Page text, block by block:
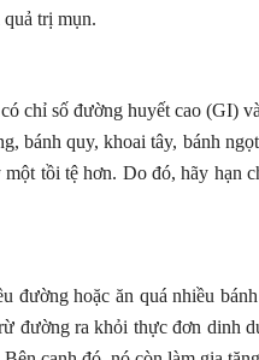
trị mụn.
chỉ số đường huyết cao (GI)
bánh quy, khoai tây, bánh
tồi tệ hơn. Do đó, hãy hạn
đường hoặc ăn quá nhiều
đường ra khỏi thực đơn dinh